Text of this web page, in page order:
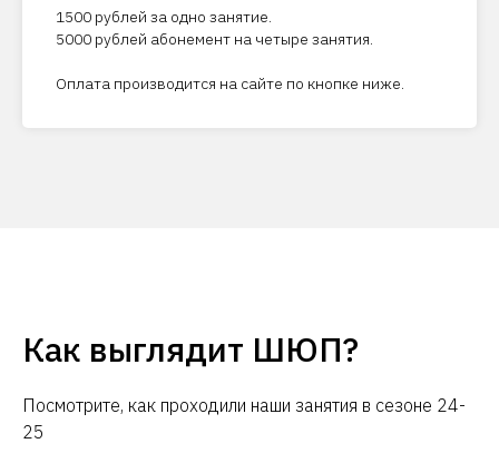
1500 рублей за одно занятие.
5000 рублей абонемент на четыре занятия.
Оплата производится на сайте по кнопке ниже.
Как выглядит ШЮП?
Посмотрите, как проходили наши занятия в сезоне 24-
25